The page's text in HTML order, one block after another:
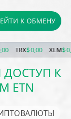
К ОБМЕНУ
TRX $ 0,00 XLM $ 0,00
ДОСТУП К
ETN